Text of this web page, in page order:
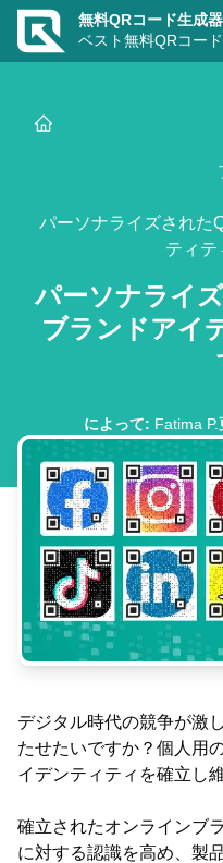
無料QRコード生成器
ベスト無料QRコー
パーソナライズされた
ティテ
パーソナライ
ブランドアイ
によって: Fatima P.
デジタル時代の競争が激
たせたいですか？個人用
イデンティティを確立し
確立されたオンラインブ
に対する認識を高め、製